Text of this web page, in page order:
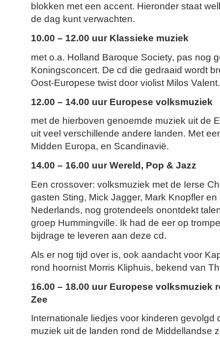
blokken met een accent. Hieronder staat
de dag kunt verwachten.
10.00 – 12.00 uur Klassieke muziek
met o.a. Holland Baroque Society, pas nog
Koningsconcert. De cd die gedraaid wordt
Oost-Europese twist door violist Milos Valent.
12.00 – 14.00 uur Europese volksmuziek
met de hierboven genoemde muziek uit de
uit veel verschillende andere landen. Met
Midden Europa, en Scandinavië.
14.00 – 16.00 uur Wereld, Pop & Jazz
Een crossover: volksmuziek met de Ierse
gasten Sting, Mick Jagger, Mark Knopfler
Nederlands, nog grotendeels onontdekt
groep Hummingville. Ik had de eer op
bijdrage te leveren aan deze cd.
Als er nog tijd over is, ook aandacht voor
rond hoornist Morris Kliphuis, bekend van
16.00 – 18.00 uur Europese volksmuziek
Zee
Internationale liedjes voor kinderen gevolgd
muziek uit de landen rond de Middellandse